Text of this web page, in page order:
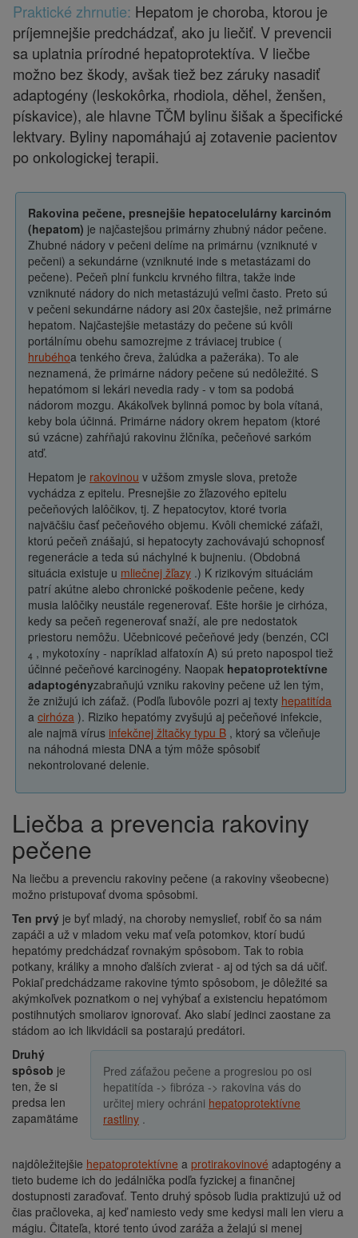
Praktické zhrnutie: Hepatom je choroba, ktorou je
príjemnejšie predchádzať, ako ju liečiť. V prevencii
sa uplatnia prírodné hepatoprotektíva. V liečbe
možno bez škody, avšak tiež bez záruky nasadiť
adaptogény (leskokôrka, rhodiola, děhel, ženšen,
pískavice), ale hlavne TČM bylinu šišak a špecifické
lektvary. Byliny napomáhajú aj zotavenie pacientov
po onkologickej terapii.
Rakovina pečene, presnejšie hepatocelulárny karcinóm
(hepatom) je najčastejšou primárny zhubný nádor pečene.
Zhubné nádory v pečeni delíme na primárnu (vzniknuté v
pečeni) a sekundárne (vzniknuté inde s metastázami do
pečene). Pečeň plní funkciu krvného filtra, takže inde
vzniknuté nádory do nich metastázujú veľmi často. Preto sú
v pečeni sekundárne nádory asi 20x častejšie, než primárne
hepatom. Najčastejšie metastázy do pečene sú kvôli
portálnímu obehu samozrejme z tráviacej trubice (
hrubéhoa tenkého čreva, žalúdka a pažeráka). To ale
neznamená, že primárne nádory pečene sú nedôležité. S
hepatómom si lekári nevedia rady - v tom sa podobá
nádorom mozgu. Akákoľvek bylinná pomoc by bola vítaná,
keby bola účinná. Primárne nádory okrem hepatom (ktoré
sú vzácne) zahŕňajú rakovinu žlčníka, pečeňové sarkóm
atď.
Hepatom je rakovinou v užšom zmysle slova, pretože
vychádza z epitelu. Presnejšie zo žľazového epitelu
pečeňových lalôčikov, tj. Z hepatocytov, ktoré tvoria
najväčšiu časť pečeňového objemu. Kvôli chemické záťaži,
ktorú pečeň znášajú, si hepatocyty zachovávajú schopnosť
regenerácie a teda sú náchylné k bujneniu. (Obdobná
situácia existuje u mliečnej žľazy .) K rizikovým situáciám
patrí akútne alebo chronické poškodenie pečene, kedy
musia lalôčiky neustále regenerovať. Ešte horšie je cirhóza,
kedy sa pečeň regenerovať snaží, ale pre nedostatok
priestoru nemôžu. Učebnicové pečeňové jedy (benzén, CCl
4 , mykotoxíny - napríklad alfatoxín A) sú preto napospol tiež
účinné pečeňové karcinogény. Naopak hepatoprotektívne
adaptogényzabraňujú vzniku rakoviny pečene už len tým,
že znižujú ich záťaž. (Podľa ľubovôle pozri aj texty hepatitída
a cirhóza ). Riziko hepatómy zvyšujú aj pečeňové infekcie,
ale najmä vírus infekčnej žltačky typu B , ktorý sa včleňuje
na náhodná miesta DNA a tým môže spôsobiť
nekontrolované delenie.
Liečba a prevencia rakoviny
pečene
Na liečbu a prevenciu rakoviny pečene (a rakoviny všeobecne)
možno pristupovať dvoma spôsobmi.
Ten prvý je byť mladý, na choroby nemyslieť, robiť čo sa nám
zapáči a už v mladom veku mať veľa potomkov, ktorí budú
hepatómy predchádzať rovnakým spôsobom. Tak to robia
potkany, králiky a mnoho ďalších zvierat - aj od tých sa dá učiť.
Pokiaľ predchádzame rakovine týmto spôsobom, je dôležité sa
akýmkoľvek poznatkom o nej vyhýbať a existenciu hepatómom
postihnutých smoliarov ignorovať. Ako slabí jedinci zaostane za
stádom ao ich likvidácii sa postarajú predátori.
Pred záťažou pečene a progresiou po osi
hepatitída -> fibróza -> rakovina vás do
určitej miery ochráni hepatoprotektívne
rastliny .
Druhý
spôsob je
ten, že si
predsa len
zapamätáme
najdôležitejšie hepatoprotektívne a protirakovinové adaptogény a
tieto budeme ich do jedálnička podľa fyzickej a finančnej
dostupnosti zaraďovať. Tento druhý spôsob ľudia praktizujú už od
čias pračloveka, aj keď namiesto vedy sme kedysi mali len vieru a
mágiu. Čitateľa, ktoré tento úvod zaráža a želajú si menej